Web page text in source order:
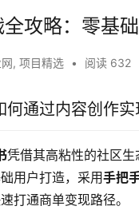
攻略：零基
, 项目精选 • 阅读 632
何通过内容创作
凭借其高粘性的社区
用户打造，采用手把
打通商单变现路径。